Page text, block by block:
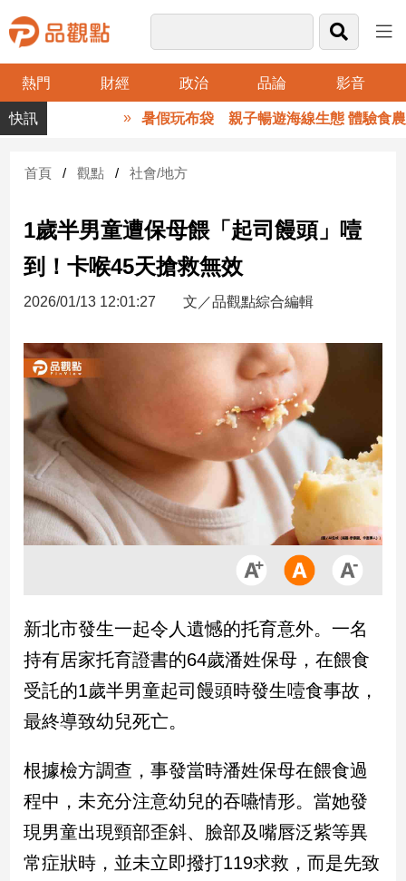
熱門 財經 政治 品論 影音
品
觀
財
台
財
新
產
經/
股
市
房
產
品
政
治
政
治
焦
品
點
民
調
國
暑假玩布袋 親子暢遊海線生態 體驗食農樂
首頁 觀點 社會/地方
1歲半男童遭保母餵「起司饅頭」噎
到！卡喉45天搶救無效
2026/01/13 12:01:27 文／品觀點綜合編輯
新北市發生一起令人遺憾的托育意外。一名
持有居家托育證書的64歲潘姓保母，在餵食
受託的1歲半男童起司饅頭時發生噎食事故，
最終導致幼兒死亡。
根據檢方調查，事發當時潘姓保母在餵食過
程中，未充分注意幼兒的吞嚥情形。當她發
現男童出現頸部歪斜、臉部及嘴唇泛紫等異
常症狀時，並未立即撥打119求救，而是先致